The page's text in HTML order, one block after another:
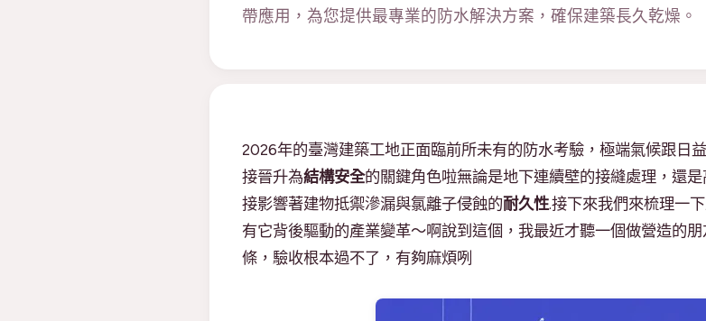
帶應用，為您提供最專業的防水解決方案，確保建築長久乾燥。
2026年的臺灣建築工地正面臨前所未有的防水考驗，極端氣候跟日
接晉升為結構安全的關鍵角色啦無論是地下連續壁的接縫處理，還
接影響著建物抵禦滲漏與氯離子侵蝕的耐久性.接下來我們來梳理一
有它背後驅動的產業變革～啊說到這個，我最近才聽一個做營造的
條，驗收根本過不了，有夠麻煩咧